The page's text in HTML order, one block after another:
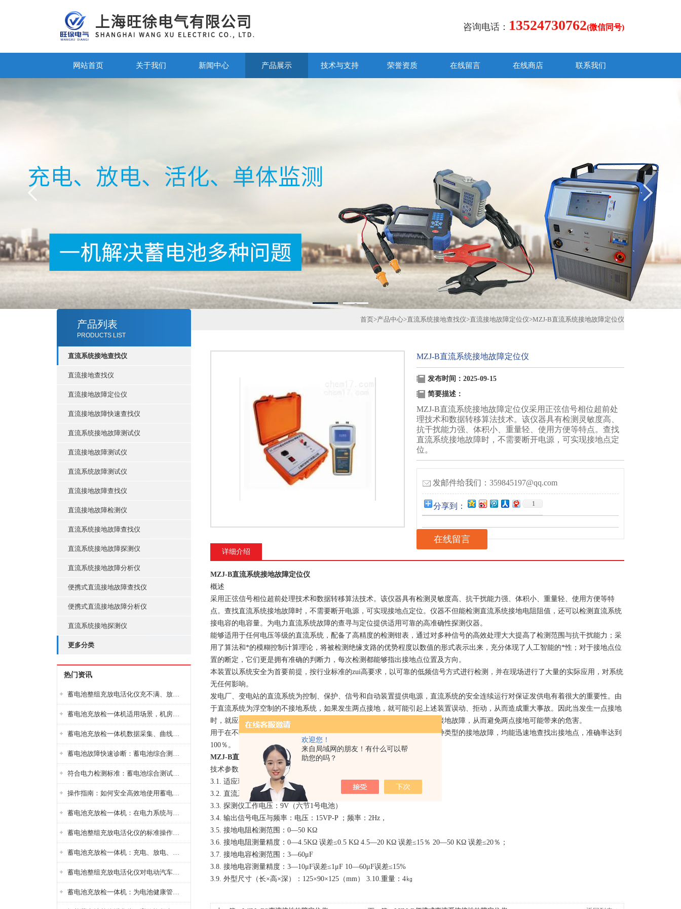
欢迎您！
来自局域网的朋友！有什么可以帮
助您的吗？
咨询电话： 13524730762(微信同号)
网站首页 关于我们 新闻中心 产品展示 技术与支持 荣誉资质 在线留言 在线商店 联系我们
1 2
产品列表
PRODUCTS LIST
直流系统接地查找仪
直流接地查找仪
直流接地故障定位仪
直流接地故障快速查找仪
直流系统接地故障测试仪
直流接地故障测试仪
直流系统故障测试仪
直流接地故障查找仪
直流接地故障检测仪
直流系统接地故障查找仪
直流系统接地故障探测仪
直流系统接地故障分析仪
便携式直流接地故障查找仪
便携式直流接地故障分析仪
直流系统接地探测仪
更多分类
热门资讯
蓄电池整组充放电活化仪充不满、放不完怎么办？
蓄电池充放检一体机适用场景，机房基站变电站铅酸蓄电池维护检测应用
蓄电池充放检一体机数据采集、曲线分析与电池健康状态智能评估功能详解
蓄电池故障快速诊断：蓄电池综合测试仪判断落后电池的方法与标准
符合电力检测标准：蓄电池综合测试仪测试规范与精度校准方法详解
操作指南：如何安全高效地使用蓄电池智能活化仪？
蓄电池充放检一体机：在电力系统与储能设备中的创新应用，确保蓄电池性能与可靠性
蓄电池整组充放电活化仪的标准操作流程：从接线设置到充放电参数设定的安全规范
蓄电池充放检一体机：充电、放电、检测三功能集成设备
蓄电池整组充放电活化仪对电动汽车电池有帮助吗？
蓄电池充放检一体机：为电池健康管理提供一站式解决方案
首页>产品中心>直流系统接地查找仪>直流接地故障定位仪>MZJ-B直流系统接地故障定位仪
MZJ-B直流系统接地故障定位仪
发布时间：2025-09-15
简要描述：
MZJ-B直流系统接地故障定位仪采用正弦信号相位超前处
理技术和数据转移算法技术。该仪器具有检测灵敏度高、
抗干扰能力强、体积小、重量轻、使用方便等特点。查找
直流系统接地故障时，不需要断开电源，可实现接地点定
位。
发邮件给我们：359845197@qq.com
分享到： 1
在线留言
详细介绍
MZJ-B直流系统接地故障定位仪
概述
采用正弦信号相位超前处理技术和数据转移算法技术。该仪器具有检测灵敏度高、抗干扰能力强、体积小、重量轻、使用方便等特
点。查找直流系统接地故障时，不需要断开电源，可实现接地点定位。仪器不但能检测直流系统接地电阻阻值，还可以检测直流系统
接电容的电容量。为电力直流系统故障的查寻与定位提供适用可靠的高准确性探测仪器。
能够适用于任何电压等级的直流系统，配备了高精度的检测钳表，通过对多种信号的高效处理大大提高了检测范围与抗干扰能力；采
用了算法和*的模糊控制计算理论，将被检测绝缘支路的优势程度以数值的形式表示出来，充分体现了人工智能的*性；对于接地点位
置的断定，它们更是拥有准确的判断力，每次检测都能够指出接地点位置及方向。
本装置以系统安全为首要前提，按行业标准的zui高要求，以可靠的低频信号方式进行检测，并在现场进行了大量的实际应用，对系统
无任何影响。
发电厂、变电站的直流系统为控制、保护、信号和自动装置提供电源，直流系统的安全连续运行对保证发供电有着很大的重要性。由
于直流系统为浮空制的不接地系统，如果发生两点接地，就可能引起上述装置误动、拒动，从而造成重大事故。因此当发生一点接地
时，就应在保证直流系统正常供电的同时准确迅速地探测出接地点，排除接地故障，从而避免两点接地可能带来的危害。
用于在不断电情况下查找发电厂、变电站直流系统接地点的准确位置。各种类型的接地故障，均能迅速地查找出接地点，准确率达到
100％。
MZJ-B直流系统接地故障定位仪
技术参数
3.1. 适应环境温度：-10℃—+50℃；
3.2. 直流系统母线电压范围：220VDC、110VDC、48VDC、24VDC；
3.3. 探测仪工作电压：9V（六节1号电池）
3.4. 输出信号电压与频率：电压：15VP-P ；频率：2Hz，
3.5. 接地电阻检测范围：0—50 KΩ
3.6. 接地电阻测量精度：0—4.5KΩ 误差≤0.5 KΩ 4.5—20 KΩ 误差≤15％ 20—50 KΩ 误差≤20％；
3.7. 接地电容检测范围：3—60μF
3.8. 接地电容测量精度：3—10μF误差≤1μF 10—60μF误差≤15%
3.9. 外型尺寸（长×高×深）：125×90×125（mm） 3.10.重量：4㎏